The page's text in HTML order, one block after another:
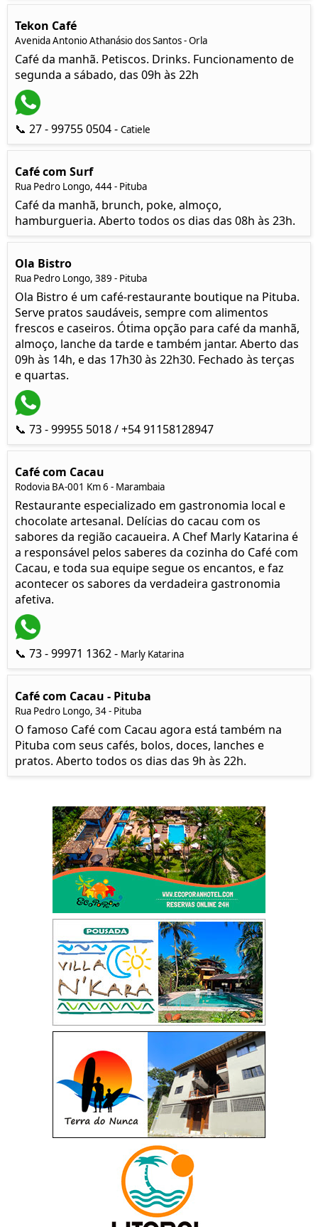
Tekon Café
Avenida Antonio Athanásio dos Santos - Orla
Café da manhã. Petiscos. Drinks. Funcionamento de
segunda a sábado, das 09h às 22h
📞 27 - 99755 0504 - Catiele
Café com Surf
Rua Pedro Longo, 444 - Pituba
Café da manhã, brunch, poke, almoço,
hamburgueria. Aberto todos os dias das 08h às 23h.
Ola Bistro
Rua Pedro Longo, 389 - Pituba
Ola Bistro é um café-restaurante boutique na Pituba.
Serve pratos saudáveis, sempre com alimentos
frescos e caseiros. Ótima opção para café da manhã,
almoço, lanche da tarde e também jantar. Aberto das
09h às 14h, e das 17h30 às 22h30. Fechado às terças
e quartas.
📞 73 - 99955 5018 / +54 91158128947
Café com Cacau
Rodovia BA-001 Km 6 - Marambaia
Restaurante especializado em gastronomia local e
chocolate artesanal. Delícias do cacau com os
sabores da região cacaueira. A Chef Marly Katarina é
a responsável pelos saberes da cozinha do Café com
Cacau, e toda sua equipe segue os encantos, e faz
acontecer os sabores da verdadeira gastronomia
afetiva.
📞 73 - 99971 1362 - Marly Katarina
Café com Cacau - Pituba
Rua Pedro Longo, 34 - Pituba
O famoso Café com Cacau agora está também na
Pituba com seus cafés, bolos, doces, lanches e
pratos. Aberto todos os dias das 9h às 22h.